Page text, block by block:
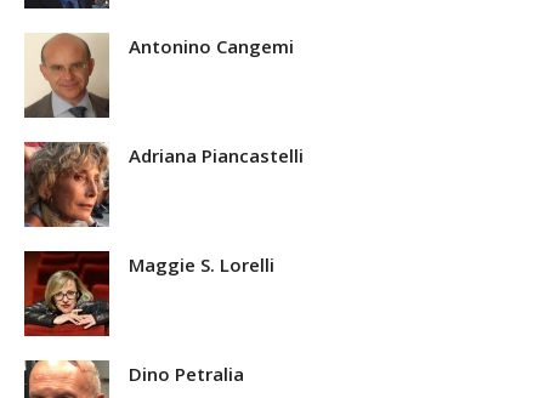
Antonino Cangemi
Adriana Piancastelli
Maggie S. Lorelli
Dino Petralia